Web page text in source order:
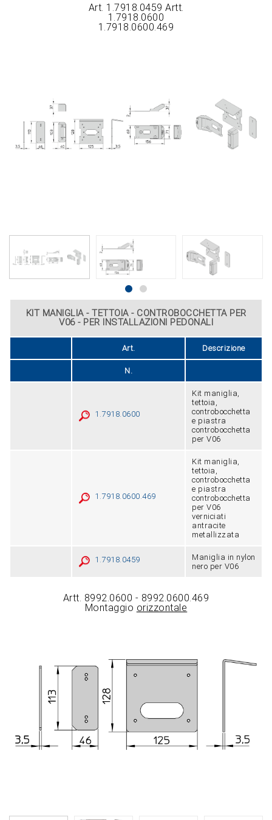
Art. 1.7918.0459 Artt.
1.7918.0600
1.7918.0600.469
KIT MANIGLIA - TETTOIA - CONTROBOCCHETTA PER
V06 - PER INSTALLAZIONI PEDONALI
Art. Descrizione
N.
1.7918.0600
Kit maniglia,
tettoia,
controbocchetta
e piastra
controbocchetta
per V06
1.7918.0600.469
Kit maniglia,
tettoia,
controbocchetta
e piastra
controbocchetta
per V06
verniciati
antracite
metallizzata
1.7918.0459
Maniglia in nylon
nero per V06
Artt. 8992.0600 - 8992.0600.469
Montaggio orizzontale